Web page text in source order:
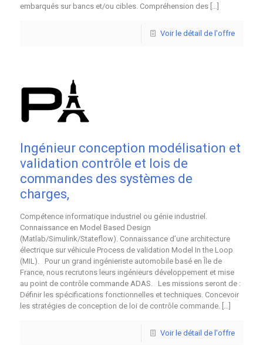
embarqués sur bancs et/ou cibles. Compréhension des[…]
Voir le détail de l'offre
Ingénieur conception modélisation et
validation contrôle et lois de
commandes des systèmes de
charges,
Compétence informatique industriel ou génie industriel.
Connaissance en Model Based Design
(Matlab/Simulink/Stateflow). Connaissance d’une architecture
électrique sur véhicule Process de validation Model In the Loop
(MIL). Pour un grand ingénieriste automobile basé en Île de
France, nous recrutons leurs ingénieurs développement et mise
au point de contrôle commande ADAS. Les missions seront de :
Définir les spécifications fonctionnelles et techniques. Concevoir
les stratégies de conception de loi de contrôle commande.[…]
Voir le détail de l'offre